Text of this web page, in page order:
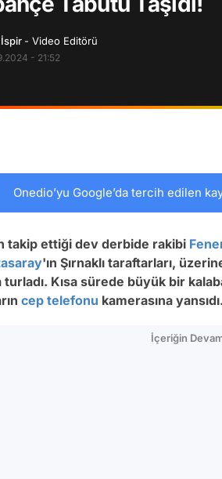
İspir - Video Editörü
- 21:52
Onedio’yu Google’da tercih edilen
takip ettiği dev derbide rakibi
'ın Şırnaklı taraftarları,
turladı. Kısa sürede büyük bir
cep telefonu kamerasına yansıdı.
İçeriğin